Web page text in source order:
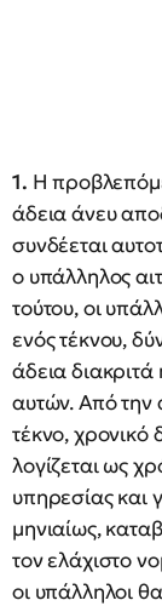
1. Η
άδεια άνευ
συνδέεται
ο υπάλληλος
τούτου, οι
ενός τέκνου,
άδεια διακριτά
αυτών. Από την
τέκνο,
λογίζεται ως
υπηρεσίας και
μηνιαίως,
τον ελάχιστο
οι υπάλληλοι